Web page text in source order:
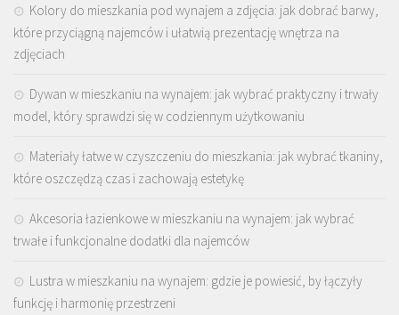
Kolory do mieszkania pod wynajem a zdjęcia: jak dobrać barwy,
które przyciągną najemców i ułatwią prezentację wnętrza na
zdjęciach
Dywan w mieszkaniu na wynajem: jak wybrać praktyczny i trwały
model, który sprawdzi się w codziennym użytkowaniu
Materiały łatwe w czyszczeniu do mieszkania: jak wybrać tkaniny,
które oszczędzą czas i zachowają estetykę
Akcesoria łazienkowe w mieszkaniu na wynajem: jak wybrać
trwałe i funkcjonalne dodatki dla najemców
Lustra w mieszkaniu na wynajem: gdzie je powiesić, by łączyły
funkcję i harmonię przestrzeni